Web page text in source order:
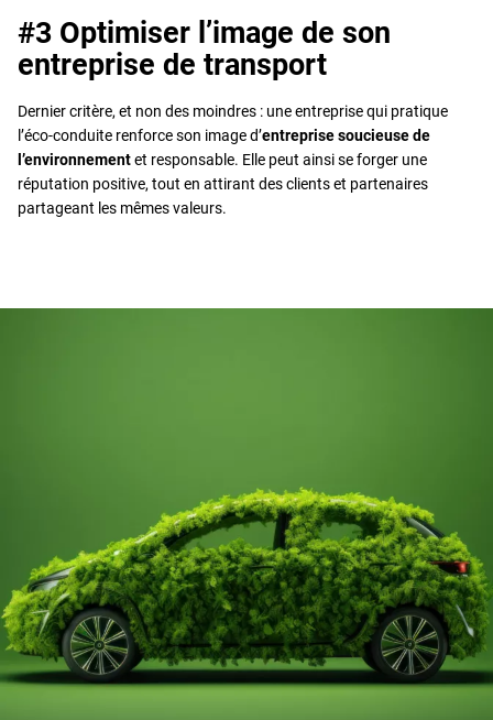
#3 Optimiser l’image de son
entreprise de transport
Dernier critère, et non des moindres : une entreprise qui pratique
l’éco-conduite renforce son image d’entreprise soucieuse de
l’environnementet responsable. Elle peut ainsi se forger une
réputation positive, tout en attirant des clients et partenaires
partageant les mêmes valeurs.